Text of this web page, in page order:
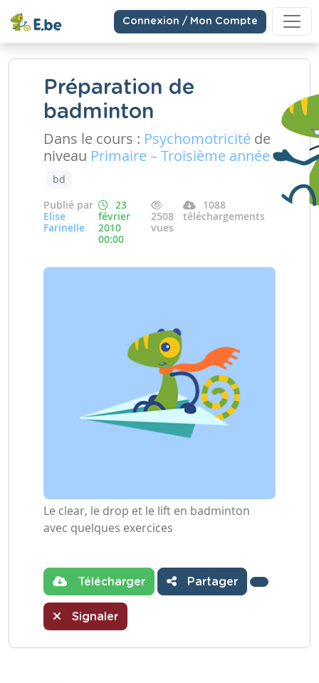
Connexion / Mon Compte
Préparation de
badminton
Dans le cours : Psychomotricité de
niveau Primaire – Troisième année
bd
Publié par
Elise
Farinelle
23
février
2010
00:00
2508
vues
1088
téléchargements
Le clear, le drop et le lift en badminton
avec quelques exercices
Télécharger Partager
Signaler